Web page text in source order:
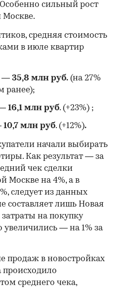
сильный рост
Москве.
средняя стоимость
в июле квартир
— 35,8 млн руб. (на 27%
ранее);
16,1 млн руб. (+23%) ;
10,7 млн руб. (+12%).
начали выбирать
Как результат — за
чек сделки
Москве на 4%, а в
следует из данных
составляет лишь Новая
на покупку
увеличились — на 1% за
продаж в новостройках
происходило
среднего чека,